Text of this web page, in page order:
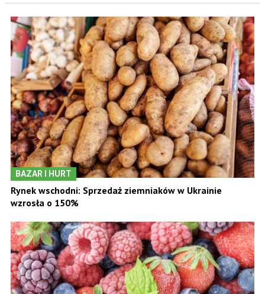
BAZAR I HURT
Rynek wschodni: Sprzedaż ziemniaków w Ukrainie
wzrosła o 150%